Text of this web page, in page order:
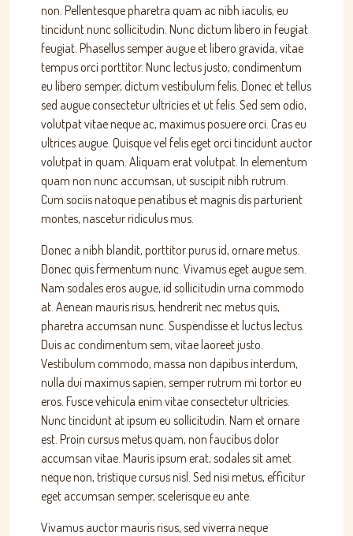
non. Pellentesque pharetra quam ac nibh iaculis, eu
tincidunt nunc sollicitudin. Nunc dictum libero in feugiat
feugiat. Phasellus semper augue et libero gravida, vitae
tempus orci porttitor. Nunc lectus justo, condimentum
eu libero semper, dictum vestibulum felis. Donec et tellus
sed augue consectetur ultricies et ut felis. Sed sem odio,
volutpat vitae neque ac, maximus posuere orci. Cras eu
ultrices augue. Quisque vel felis eget orci tincidunt auctor
volutpat in quam. Aliquam erat volutpat. In elementum
quam non nunc accumsan, ut suscipit nibh rutrum.
Cum sociis natoque penatibus et magnis dis parturient
montes, nascetur ridiculus mus.
Donec a nibh blandit, porttitor purus id, ornare metus.
Donec quis fermentum nunc. Vivamus eget augue sem.
Nam sodales eros augue, id sollicitudin urna commodo
at. Aenean mauris risus, hendrerit nec metus quis,
pharetra accumsan nunc. Suspendisse et luctus lectus.
Duis ac condimentum sem, vitae laoreet justo.
Vestibulum commodo, massa non dapibus interdum,
nulla dui maximus sapien, semper rutrum mi tortor eu
eros. Fusce vehicula enim vitae consectetur ultricies.
Nunc tincidunt at ipsum eu sollicitudin. Nam et ornare
est. Proin cursus metus quam, non faucibus dolor
accumsan vitae. Mauris ipsum erat, sodales sit amet
neque non, tristique cursus nisl. Sed nisi metus, efficitur
eget accumsan semper, scelerisque eu ante.
Vivamus auctor mauris risus, sed viverra neque